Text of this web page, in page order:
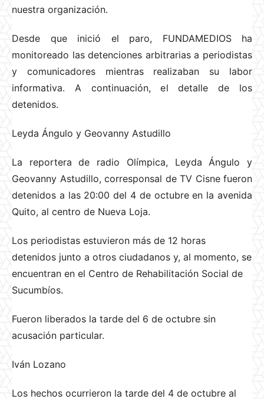
nuestra organización.
Desde que inició el paro, FUNDAMEDIOS ha
monitoreado las detenciones arbitrarias a periodistas
y comunicadores mientras realizaban su labor
informativa. A continuación, el detalle de los
detenidos.
Leyda Ángulo y Geovanny Astudillo
La reportera de radio Olímpica, Leyda Ángulo y
Geovanny Astudillo, corresponsal de TV Cisne fueron
detenidos a las 20:00 del 4 de octubre en la avenida
Quito, al centro de Nueva Loja.
Los periodistas estuvieron más de 12 horas
detenidos junto a otros ciudadanos y, al momento, se
encuentran en el Centro de Rehabilitación Social de
Sucumbíos.
Fueron liberados la tarde del 6 de octubre sin
acusación particular.
Iván Lozano
Los hechos ocurrieron la tarde del 4 de octubre al